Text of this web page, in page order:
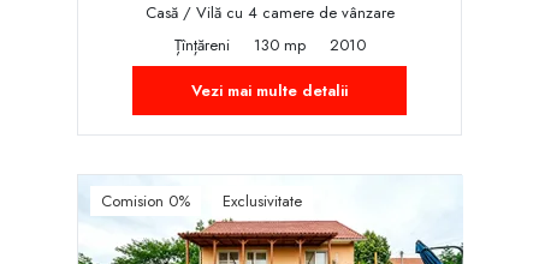
Casă / Vilă cu 4 camere de vânzare
Țînțăreni
130 mp
2010
Vezi mai multe detalii
Comision 0% Exclusivitate